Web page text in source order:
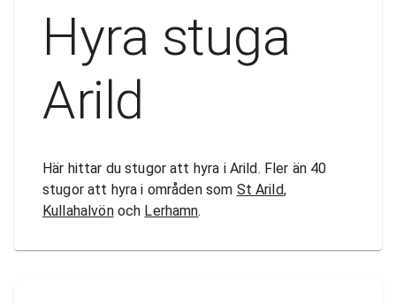
Hyra stuga
Arild
Här hittar du stugor att hyra i Arild. Fler än 40
stugor att hyra i områden som St Arild,
Kullahalvönoch Lerhamn.